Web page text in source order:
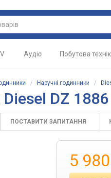
Аудіо Побутова
/ Наручні годинники /
DZ 1886
ПОСТАВИТИ ЗАПИТАННЯ
5 980